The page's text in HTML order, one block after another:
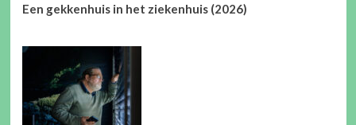
Een gekkenhuis in het ziekenhuis (2026)